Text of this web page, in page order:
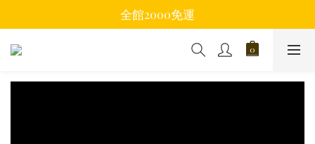
全館2000免運